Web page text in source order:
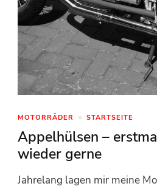
MOTORRÄDER STARTSEITE
Appelhülsen –
wieder gerne
Jahrelang lagen mir meine